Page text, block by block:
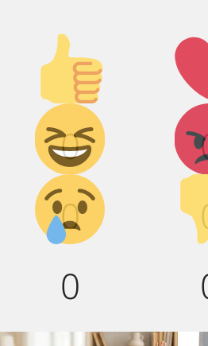
Палец
вверх!
0
Дикий
смех!
0
Грусть :(
0